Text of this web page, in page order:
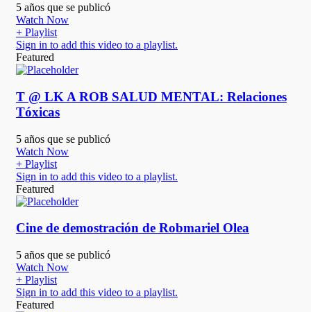
5 años que se publicó
Watch Now
+ Playlist
Sign in to add this video to a playlist.
Featured
T @ LK A ROB SALUD MENTAL: Relaciones
Tóxicas
5 años que se publicó
Watch Now
+ Playlist
Sign in to add this video to a playlist.
Featured
Cine de demostración de Robmariel Olea
5 años que se publicó
Watch Now
+ Playlist
Sign in to add this video to a playlist.
Featured